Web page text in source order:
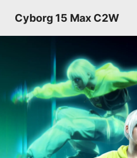
Cyborg 15 Max C2W